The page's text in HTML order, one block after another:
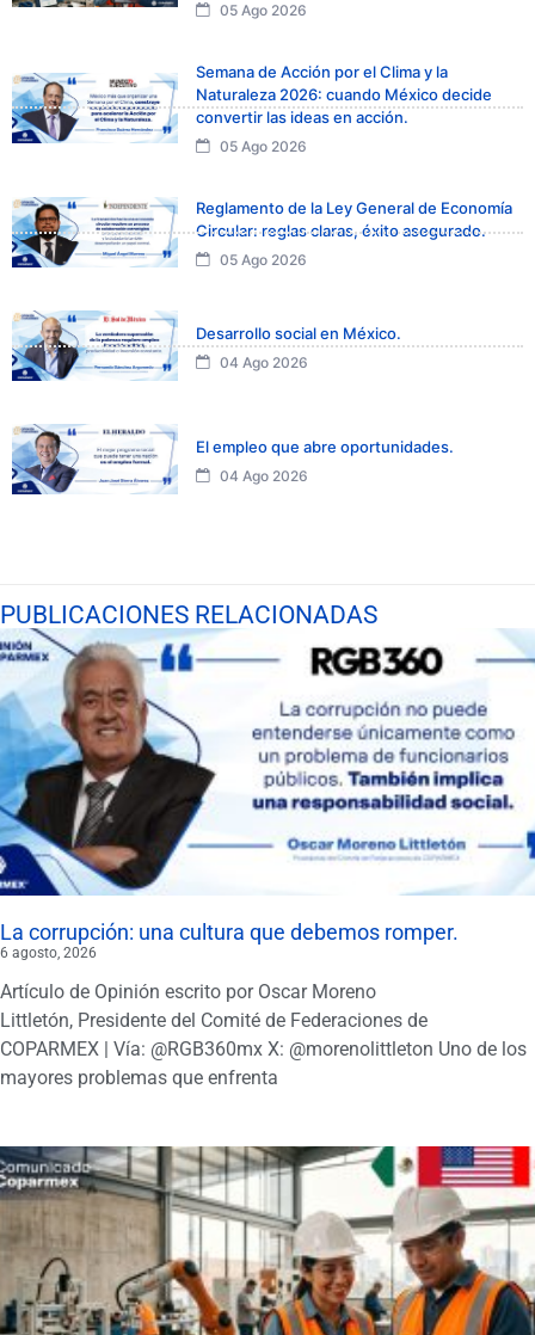
05 Ago 2026
Semana de Acción por el Clima y la
Naturaleza 2026: cuando México decide
convertir las ideas en acción.
05 Ago 2026
Reglamento de la Ley General de Economía
Circular: reglas claras, éxito asegurado.
05 Ago 2026
Desarrollo social en México.
04 Ago 2026
El empleo que abre oportunidades.
04 Ago 2026
PUBLICACIONES RELACIONADAS
La corrupción: una cultura que debemos romper.
6 agosto, 2026
Artículo de Opinión escrito por Oscar Moreno
Littletón, Presidente del Comité de Federaciones de
COPARMEX | Vía: @RGB360mx X: @morenolittleton Uno de los
mayores problemas que enfrenta